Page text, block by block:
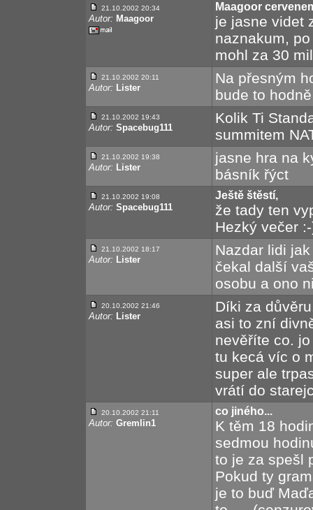
21.10.2002 20:34
Autor: Maagoor
Maagoor
je jasne videt
naznakum,
mohl za 30
21.10.2002 20:11
Autor: Lister
Na přesným
bude to
21.10.2002 19:43
Autor: Spacebug111
Kolik Ti
summitem
21.10.2002 19:38
Autor: Lister
jasne hra na
básník řýct
21.10.2002 19:08
Autor: Spacebug111
Ještě štěstí,
že tady ten
Hezký večer
21.10.2002 18:17
Autor: Lister
Nazdar lidi
čekal další
osobu a ono
20.10.2002 21:46
Autor: Lister
Díki za
asi to zní
nevěříte co.
tu kecá víc o
super ale
vrátí do
20.10.2002 21:11
Autor: Gremlin1
co jiného...
K těm 18
sedmou
to je za spešl
Pokud ty
je to buď